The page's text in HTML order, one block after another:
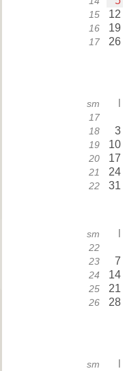
15 12
16 19
17 26
sm
17
18 3
19 10
20 17
21 24
22 31
sm
22
23 7
24 14
25 21
26 28
sm